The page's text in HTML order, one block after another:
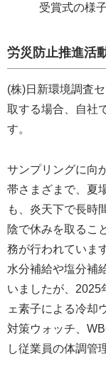
受賞式の様子
労災防止推進活
(株)日新環境調査
取する場合、自社
す。
サンプリングに向
帯さまざまで、夏
も、炎天下で長時
陰で休みを取るこ
務が行われていま
水分補給や塩分補
いましたが、2025
ェ素子による冷却
対策ウォッチ、
し従業員の体調管